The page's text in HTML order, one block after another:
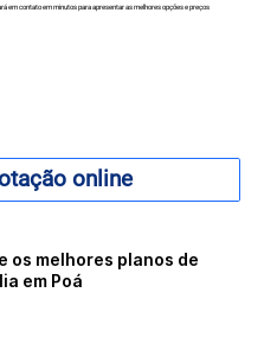
online
em contato em minutos para apresentar as melhores opções e preços
os melhores planos de
em Poá